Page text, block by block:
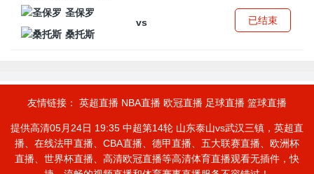
圣保罗
vs
桑托斯
已结束
友情链接： 英超直播 NBA直播 欧冠直播 足球直播 篮球直播
提供高清05月24日 19:35 中超第14轮 山东泰山vs武汉三镇，英超直
播、在线法甲直播、CBA直播、德甲直播、五大联赛直播、欧洲杯
直播、世界杯直播、高清欧冠直播等高清体育直播观看无插件，快